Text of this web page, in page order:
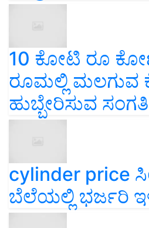
10 ಕೋಟಿ ರೂ
ರೂಮಲ್ಲಿ
ಹುಬ್ಬೇರಿಸುವ
cylinder price
ಬೆಲೆಯಲ್ಲಿ ಭರ್ಜರಿ